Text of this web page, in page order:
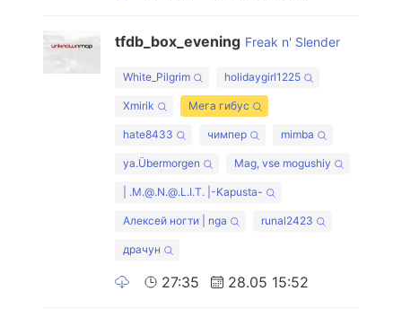
tfdb_box_evening Freak n' Slender
White_Pilgrim holidaygirl1225
Xmirik Мега гибус
hate8433 чимпер mimba
ya.Übermorgen Mag, vse mogushiy
| .M.@.N.@.L.I.T. |-Kapusta-
Алексей ногти | nga runal2423
драчун
27:35 28.05 15:52